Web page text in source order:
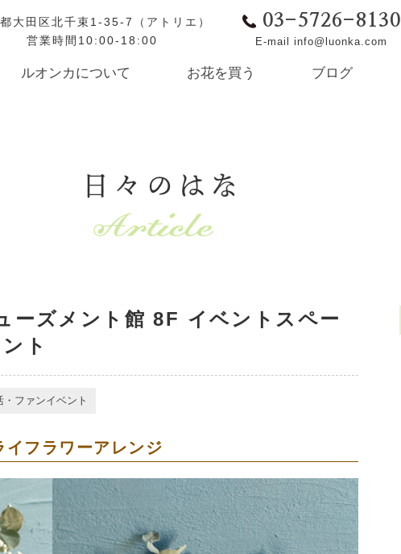
大田区北千束1-35-7（アトリエ）
営業時間10:00-18:00
03-5726-8130
E-mail info@luonka.com
ルオンカについて お花を買う ブログ
日々のはな
ーズメント館 8F イベントスペー
ト
・ファンイベント
フラワーアレンジ